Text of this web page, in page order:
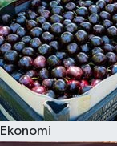
Ekonomi